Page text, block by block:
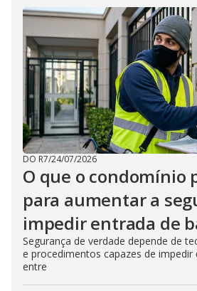
DO R7/24/07/2026
O que o condomínio
para aumentar a
impedir entrada de
Segurança de verdade depende de
e procedimentos capazes de impedir
entre